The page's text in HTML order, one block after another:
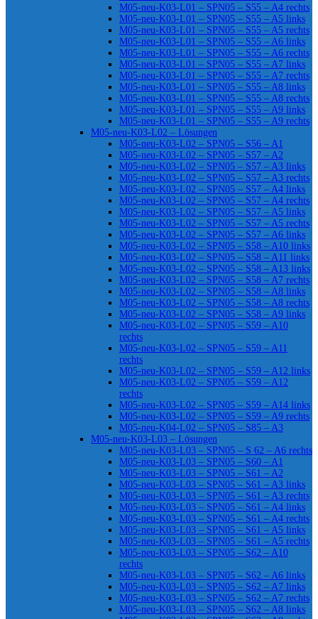
M05-neu-K03-L01 – SPN05 – S55 – A4 rechts
M05-neu-K03-L01 – SPN05 – S55 – A5 links
M05-neu-K03-L01 – SPN05 – S55 – A5 rechts
M05-neu-K03-L01 – SPN05 – S55 – A6 links
M05-neu-K03-L01 – SPN05 – S55 – A6 rechts
M05-neu-K03-L01 – SPN05 – S55 – A7 links
M05-neu-K03-L01 – SPN05 – S55 – A7 rechts
M05-neu-K03-L01 – SPN05 – S55 – A8 links
M05-neu-K03-L01 – SPN05 – S55 – A8 rechts
M05-neu-K03-L01 – SPN05 – S55 – A9 links
M05-neu-K03-L01 – SPN05 – S55 – A9 rechts
M05-neu-K03-L02 – Lösungen
M05-neu-K03-L02 – SPN05 – S56 – A1
M05-neu-K03-L02 – SPN05 – S57 – A2
M05-neu-K03-L02 – SPN05 – S57 – A3 links
M05-neu-K03-L02 – SPN05 – S57 – A3 rechts
M05-neu-K03-L02 – SPN05 – S57 – A4 links
M05-neu-K03-L02 – SPN05 – S57 – A4 rechts
M05-neu-K03-L02 – SPN05 – S57 – A5 links
M05-neu-K03-L02 – SPN05 – S57 – A5 rechts
M05-neu-K03-L02 – SPN05 – S57 – A6 links
M05-neu-K03-L02 – SPN05 – S58 – A10 links
M05-neu-K03-L02 – SPN05 – S58 – A11 links
M05-neu-K03-L02 – SPN05 – S58 – A13 links
M05-neu-K03-L02 – SPN05 – S58 – A7 rechts
M05-neu-K03-L02 – SPN05 – S58 – A8 links
M05-neu-K03-L02 – SPN05 – S58 – A8 rechts
M05-neu-K03-L02 – SPN05 – S58 – A9 links
M05-neu-K03-L02 – SPN05 – S59 – A10
rechts
M05-neu-K03-L02 – SPN05 – S59 – A11
rechts
M05-neu-K03-L02 – SPN05 – S59 – A12 links
M05-neu-K03-L02 – SPN05 – S59 – A12
rechts
M05-neu-K03-L02 – SPN05 – S59 – A14 links
M05-neu-K03-L02 – SPN05 – S59 – A9 rechts
M05-neu-K04-L02 – SPN05 – S85 – A3
M05-neu-K03-L03 – Lösungen
M05-neu-K03-L03 – SPN05 – S 62 – A6 rechts
M05-neu-K03-L03 – SPN05 – S60 – A1
M05-neu-K03-L03 – SPN05 – S61 – A2
M05-neu-K03-L03 – SPN05 – S61 – A3 links
M05-neu-K03-L03 – SPN05 – S61 – A3 rechts
M05-neu-K03-L03 – SPN05 – S61 – A4 links
M05-neu-K03-L03 – SPN05 – S61 – A4 rechts
M05-neu-K03-L03 – SPN05 – S61 – A5 links
M05-neu-K03-L03 – SPN05 – S61 – A5 rechts
M05-neu-K03-L03 – SPN05 – S62 – A10
rechts
M05-neu-K03-L03 – SPN05 – S62 – A6 links
M05-neu-K03-L03 – SPN05 – S62 – A7 links
M05-neu-K03-L03 – SPN05 – S62 – A7 rechts
M05-neu-K03-L03 – SPN05 – S62 – A8 links